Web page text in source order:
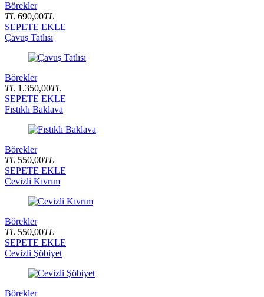
Börekler
TL 690,00TL
SEPETE EKLE
Çavuş Tatlısı
Börekler
TL 1.350,00TL
SEPETE EKLE
Fıstıklı Baklava
Börekler
TL 550,00TL
SEPETE EKLE
Cevizli Kıvrım
Börekler
TL 550,00TL
SEPETE EKLE
Cevizli Şöbiyet
Börekler